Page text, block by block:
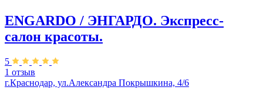
ENGARDO / ЭНГАРДО. Экспресс-
салон красоты.
5
1 отзыв
г.Краснодар, ул.Александра Покрышкина, 4/6